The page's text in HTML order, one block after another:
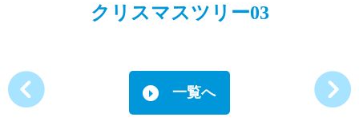
クリスマスツリー03
一覧へ